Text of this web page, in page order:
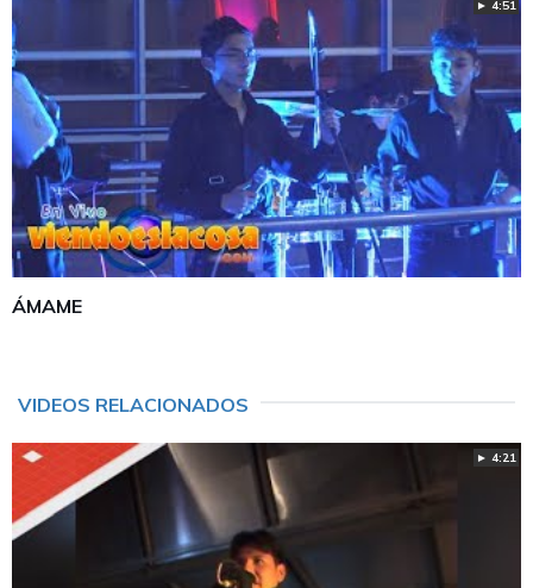
► 4:51
ÁMAME
VIDEOS RELACIONADOS
► 4:21